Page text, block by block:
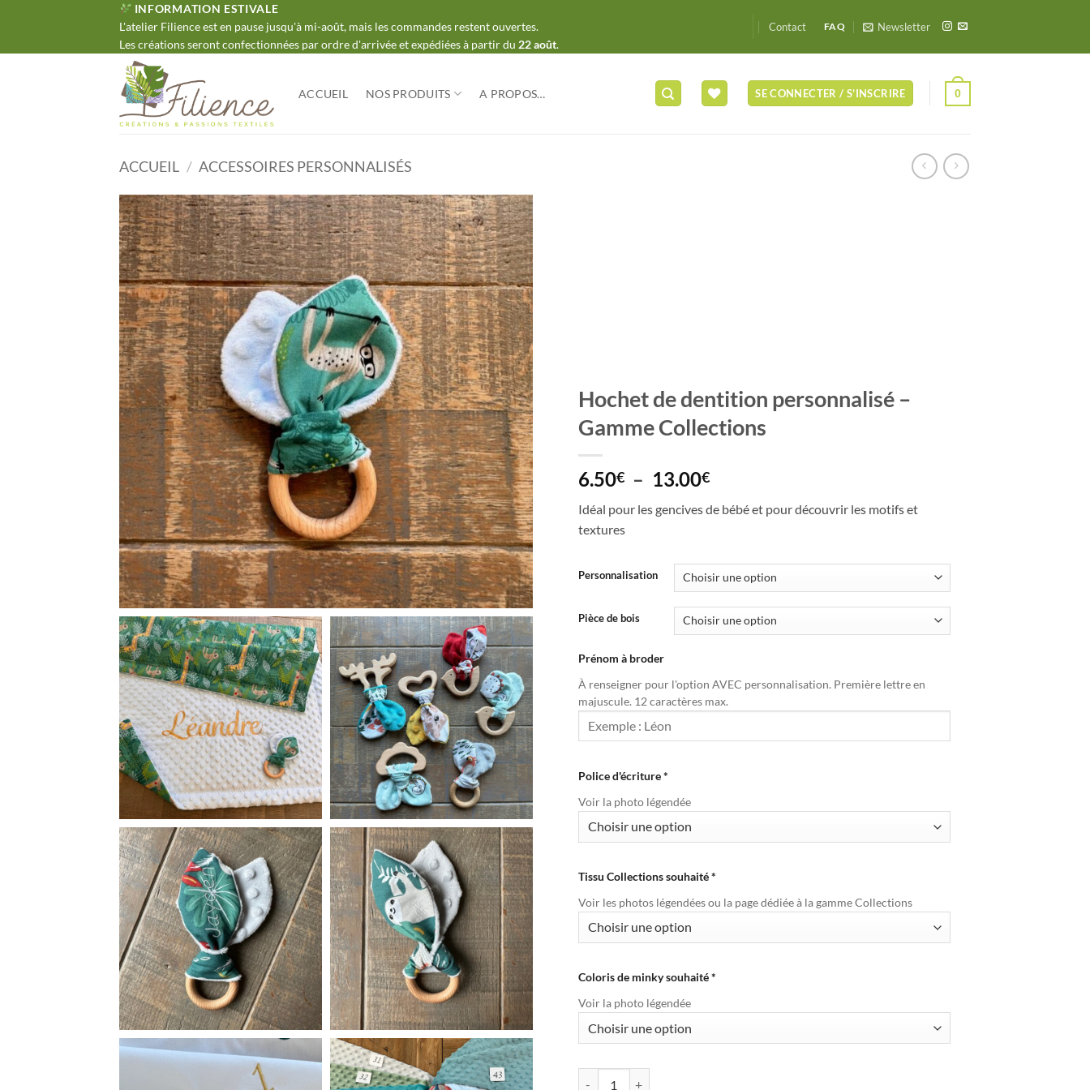
contenu
INFORMATION ESTIVALE
L'atelier Filience est en pause jusqu'à mi-août, mais les commandes restent ouvertes.
Les créations seront confectionnées par ordre d'arrivée et expédiées à partir du 22 août.
Contact FAQ Newsletter
ACCUEIL NOS PRODUITS A PROPOS… SE CONNECTER / S’INSCRIRE 0
ACCUEIL / ACCESSOIRES PERSONNALISÉS
Ajouter
à ma
liste
d'envies
Hochet de dentition personnalisé –
Gamme Collections
6.50€ – 13.00€Plage
prix :
13.00€
Idéal pour les gencives de bébé et pour découvrir les motifs et
textures
Personnalisation
Pièce de bois
Prénom à broder
À renseigner pour l'option AVEC personnalisation. Première lettre en
majuscule. 12 caractères max.
Police d'écriture *
Voir la photo légendée
Tissu Collections souhaité *
Voir les photos légendées ou la page dédiée à la gamme Collections
Coloris de minky souhaité *
Voir la photo légendée